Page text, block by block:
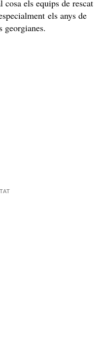
els equips de rescat
els anys de
georgianes.